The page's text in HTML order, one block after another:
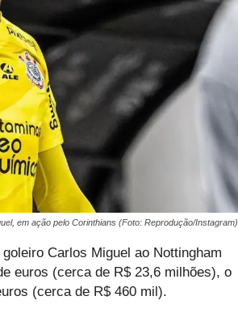
em ação pelo Corinthians (Foto: Reprodução/Instagram)
Carlos Miguel ao Nottingham
euros (cerca de R$ 23,6 milhões), o
(cerca de R$ 460 mil).